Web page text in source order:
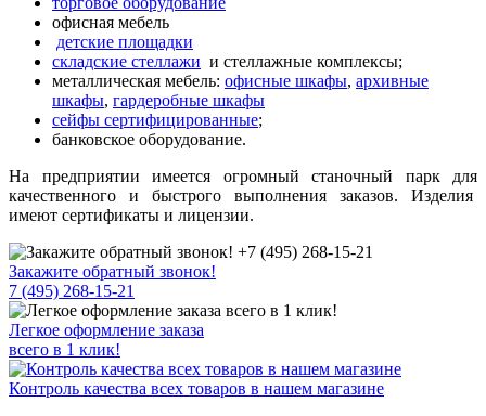
офисная мебель
детские площадки
складские стеллажи и стеллажные комплексы;
металлическая мебель: офисные шкафы, архивные
шкафы, гардеробные шкафы
сейфы сертифицированные;
банковское оборудование.
На предприятии имеется огромный станочный парк для
качественного и быстрого выполнения заказов. Изделия
имеют сертификаты и лицензии.
Закажите обратный звонок!
7 (495) 268-15-21
Легкое оформление заказа
всего в 1 клик!
Контроль качества всех товаров в нашем магазине